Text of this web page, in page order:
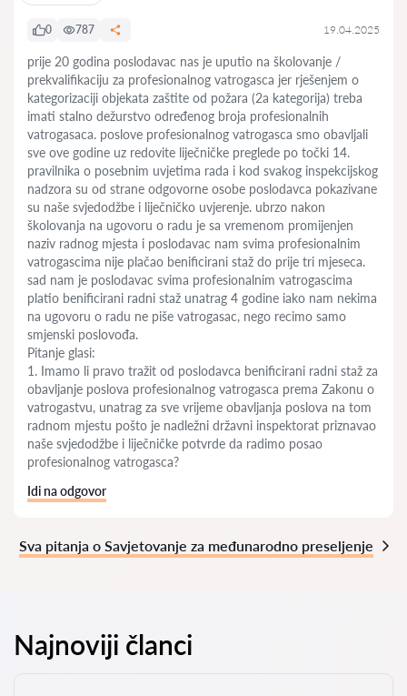
0 787 19.04.2025
prije 20 godina poslodavac nas je uputio na školovanje /
prekvalifikaciju za profesionalnog vatrogasca jer rješenjem o
kategorizaciji objekata zaštite od požara (2a kategorija) treba
imati stalno dežurstvo određenog broja profesionalnih
vatrogasaca. poslove profesionalnog vatrogasca smo obavljali
sve ove godine uz redovite liječničke preglede po točki 14.
pravilnika o posebnim uvjetima rada i kod svakog inspekcijskog
nadzora su od strane odgovorne osobe poslodavca pokazivane
su naše svjedodžbe i liječničko uvjerenje. ubrzo nakon
školovanja na ugovoru o radu je sa vremenom promijenjen
naziv radnog mjesta i poslodavac nam svima profesionalnim
vatrogascima nije plačao benificirani staž do prije tri mjeseca.
sad nam je poslodavac svima profesionalnim vatrogascima
platio benificirani radni staž unatrag 4 godine iako nam nekima
na ugovoru o radu ne piše vatrogasac, nego recimo samo
smjenski poslovođa.
Pitanje glasi:
1. Imamo li pravo tražit od poslodavca benificirani radni staž za
obavljanje poslova profesionalnog vatrogasca prema Zakonu o
vatrogastvu, unatrag za sve vrijeme obavljanja poslova na tom
radnom mjestu pošto je nadležni državni inspektorat priznavao
naše svjedodžbe i liječničke potvrde da radimo posao
profesionalnog vatrogasca?
Idi na odgovor
Sva pitanja o Savjetovanje za međunarodno preseljenje
Najnoviji članci